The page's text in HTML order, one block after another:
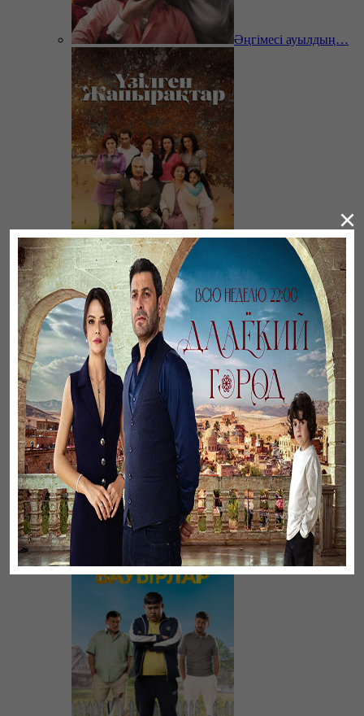
Әңгімесі ауылдың…
Үзілген жапырақтар
Үнсіз жүрек
×